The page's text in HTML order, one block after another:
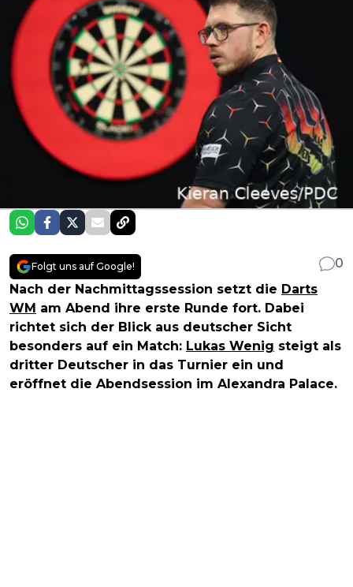
Folgt uns auf Google!
0
Nach der Nachmittagssession setzt die Darts
WM am Abend ihre erste Runde fort. Dabei
richtet sich der Blick aus deutscher Sicht
besonders auf ein Match: Lukas Wenig steigt als
dritter Deutscher in das Turnier ein und
eröffnet die Abendsession im Alexandra Palace.